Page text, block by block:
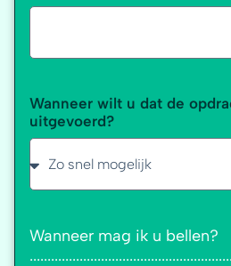
Wanneer wilt u dat de
uitgevoerd?
Wanneer mag ik u bellen?